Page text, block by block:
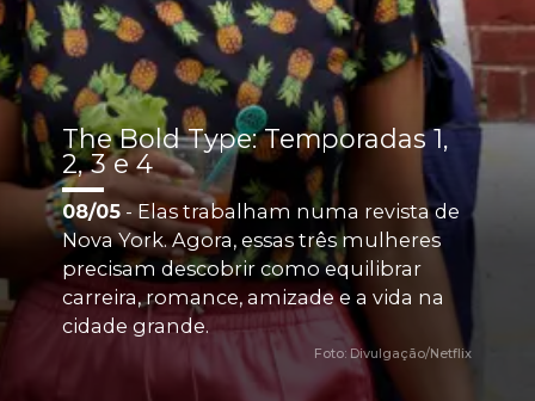
The Bold Type: Temporadas 1,
2, 3 e 4
08/05 - Elas trabalham numa revista de
Nova York. Agora, essas três mulheres
precisam descobrir como equilibrar
carreira, romance, amizade e a vida na
cidade grande.
Foto: Divulgação/Netflix